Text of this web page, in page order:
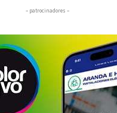
– patrocinadores –